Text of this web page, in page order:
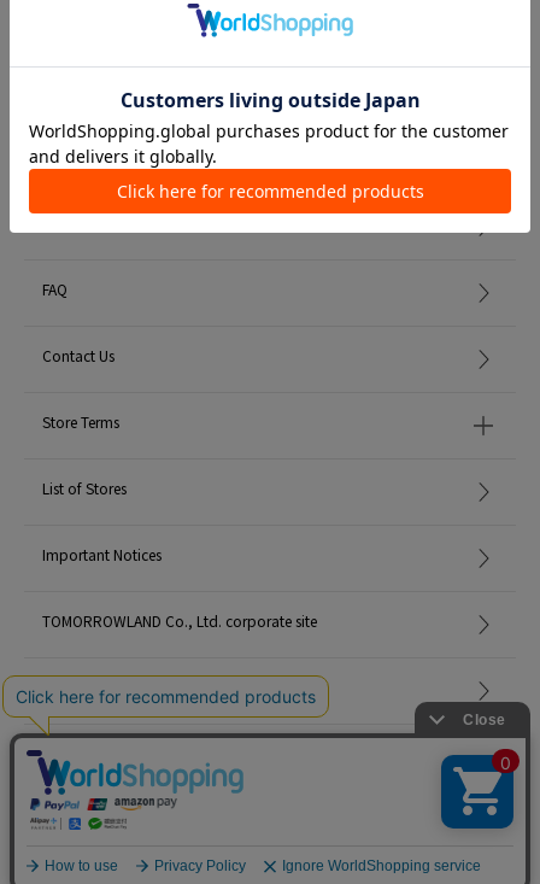
Member Services
FAQ
Contact Us
Store Terms
List of Stores
Important Notices
TOMORROWLAND Co., Ltd. corporate site
Careers
Site Map
English